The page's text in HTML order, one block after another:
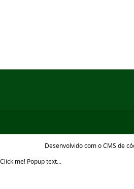
Desenvolvido com o CMS de
Click me! Popup text...